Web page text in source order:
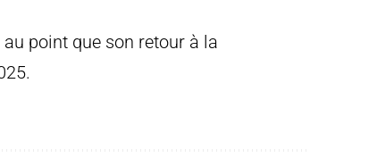
au point que son retour à la